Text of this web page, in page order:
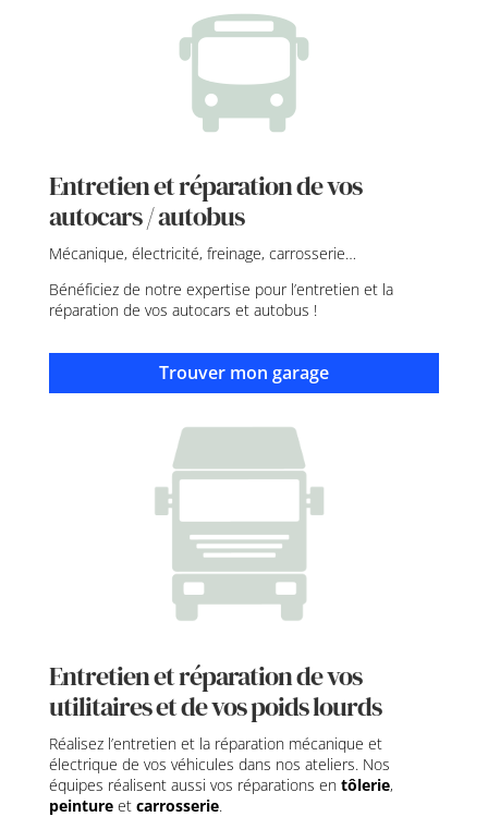
Entretien et réparation de vos
autocars / autobus
Mécanique, électricité, freinage, carrosserie…
Bénéficiez de notre expertise pour l’entretien et la
réparation de vos autocars et autobus !
Trouver mon garage
Entretien et réparation de vos
utilitaires et de vos poids lourds
Réalisez l’entretien et la réparation mécanique et
électrique de vos véhicules dans nos ateliers. Nos
équipes réalisent aussi vos réparations en tôlerie,
peintureet carrosserie.